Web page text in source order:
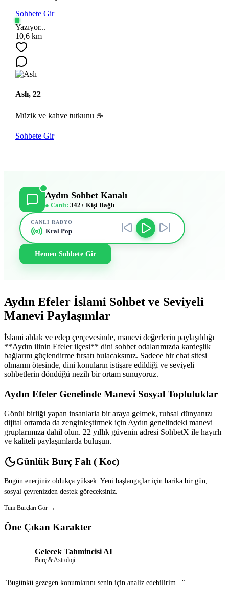
Sohbete Gir
Yazıyor...
10,6 km
Aslı, 22
Müzik ve kahve tutkunu ☕
Sohbete Gir
Aydın Sohbet Kanalı
● Canlı: 342+ Kişi Bağlı
CANLI RADYO
Kral Pop
Hemen Sohbete Gir
Aydın Efeler İslami Sohbet ve Seviyeli
Manevi Paylaşımlar
İslami ahlak ve edep çerçevesinde, manevi değerlerin paylaşıldığı
**Aydın ilinin Efeler ilçesi** dini sohbet odalarımızda kardeşlik
bağlarını güçlendirme fırsatı bulacaksınız. Sadece bir chat sitesi
olmanın ötesinde, dini konuların istişare edildiği ve seviyeli
sohbetlerin döndüğü nezih bir ortam sunuyoruz.
Aydın Efeler Genelinde Manevi Sosyal Topluluklar
Gönül birliği yapan insanlarla bir araya gelmek, ruhsal dünyanızı
dijital ortamda da zenginleştirmek için Aydın genelindeki manevi
gruplarımıza dahil olun. 22 yıllık güvenin adresi SohbetX ile hayırlı
ve kaliteli paylaşımlarda buluşun.
Günlük Burç Falı ( Koc)
Bugün enerjiniz oldukça yüksek. Yeni başlangıçlar için harika bir gün,
sosyal çevrenizden destek göreceksiniz.
Tüm Burçları Gör →
Öne Çıkan Karakter
Gelecek Tahmincisi AI
Burç & Astroloji
"Bugünkü gezegen konumlarını senin için analiz edebilirim..."